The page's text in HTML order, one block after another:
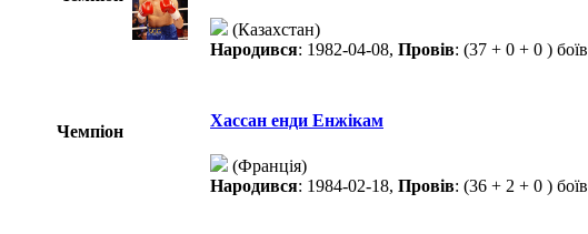
(Казахстан)
Народився: 1982-04-08, Провів: (37 + 0 + 0 ) боїв
Чемпіон
Хассан енди Енжікам
(Франція)
Народився: 1984-02-18, Провів: (36 + 2 + 0 ) боїв